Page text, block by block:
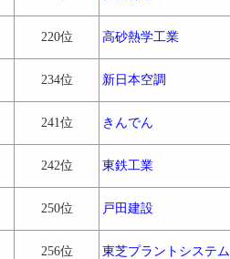
220位 高砂熱学工業
234位 新日本空調
241位 きんでん
242位 東鉄工業
250位 戸田建設
256位 東芝プラントシステム